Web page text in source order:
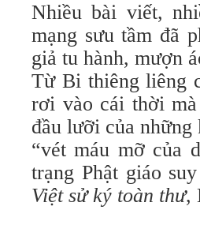
Nhiều bài viết,
mạng sưu tầm đã
giả tu hành, mượn
Từ Bi thiêng liêng
rơi vào cái thời
đầu lưỡi của những
“vét máu mỡ của
trạng Phật giáo
Việt sử ký toàn thư,